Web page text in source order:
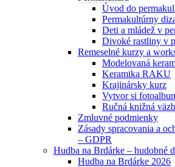
Úvod do
Permakultúrny
Deti a mládež v
Divoké rastliny v
Remeselné kurzy a
Modelovaná
Keramika RAKU
Krajinársky kurz
Vytvor si
Ručná knižná
Zmluvné podmienky
Zásady spracovania a
– GDPR
Hudba na Brdárke – hudobné
Hudba na Brdárke 2026